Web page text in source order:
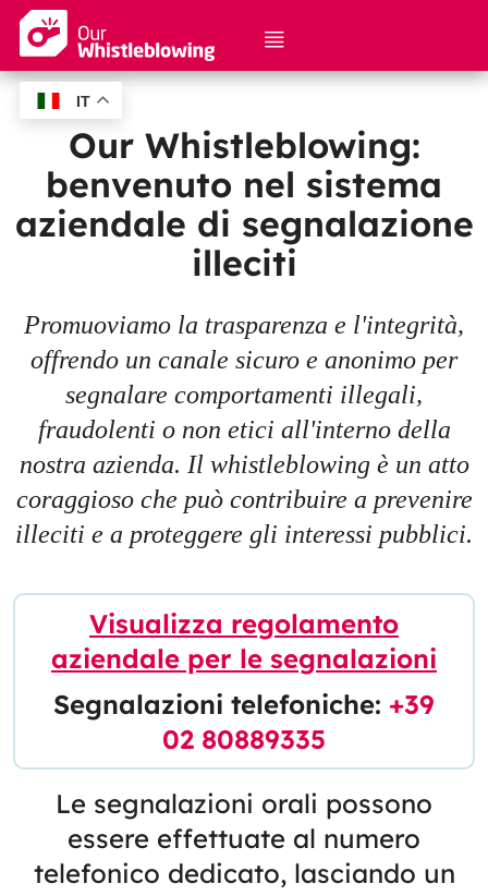
IT
Fai una segnalazione
Verifica una segnalazione
Istruzioni e sicurezza
Our Whistleblowing:
benvenuto nel sistema
aziendale di segnalazione
illeciti
Promuoviamo la trasparenza e l'integrità,
offrendo un canale sicuro e anonimo per
segnalare comportamenti illegali,
fraudolenti o non etici all'interno della
nostra azienda. Il whistleblowing è un atto
coraggioso che può contribuire a prevenire
illeciti e a proteggere gli interessi pubblici.
Visualizza regolamento
aziendale per le segnalazioni
Segnalazioni telefoniche: +39
02 80889335
Le segnalazioni orali possono
essere effettuate al numero
telefonico dedicato, lasciando un